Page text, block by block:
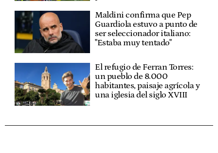
Maldini confirma que Pep
Guardiola estuvo a punto de
ser seleccionador italiano:
"Estaba muy tentado"
El refugio de Ferran Torres:
un pueblo de 8.000
habitantes, paisaje agrícola y
una iglesia del siglo XVIII